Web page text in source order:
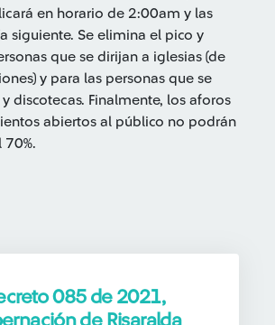
en horario de 2:00am y las
siguiente. Se elimina el pico y
que se dirijan a iglesias (de
y para las personas que se
discotecas. Finalmente, los aforos
abiertos al público no podrán
70%.
085 de 2021,
de Risaralda